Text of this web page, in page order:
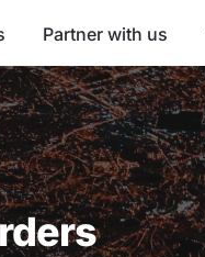
Partner with us